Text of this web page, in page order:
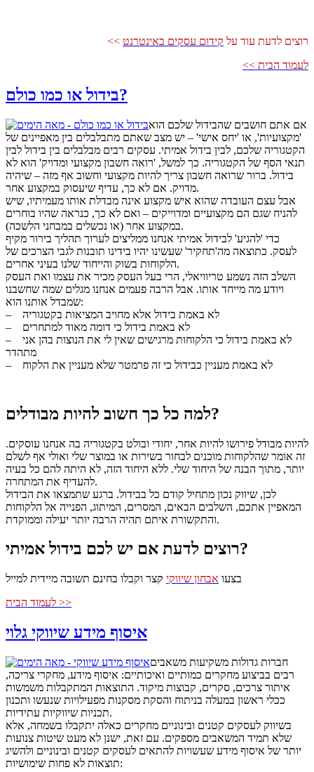
רוצים לדעת עוד על קידום עסקים באינטרנט >>
לעמוד הבית >>
בידול או כמו כולם?
אם אתם חושבים שהבידול שלכם הוא
'מקצועיות', או 'יחס אישי' – יש מצב שאתם מתבלבלים בין מאפיינים של
הקטגוריה שלכם, לבין בידול אמיתי. עסקים רבים מבלבלים בין בידול לבין
תנאי הסף של הקטגוריה. כך למשל, 'רואה חשבון מקצועי ומדויק' הוא לא
בידול. ברור שרואה חשבון צריך להיות מקצועי וחשוב אף מזה – שיהיה
מדויק. אם לא כך, עדיף שיעסוק במקצוע אחר.
אבל עצם העובדה שהוא איש מקצוע אינה מבדלת אותו מעמיתיו, שיש
להניח שגם הם מקצועיים ומדוייקים – ואם לא כך, כנראה שהיו בוחרים
במקצוע אחר (או נכשלים במבחני הלשכה).
כדי 'להגיע' לבידול אמיתי אנחנו ממליצים לערוך תהליך בירור מקיף
לעסק. כתוצאה מה'תחקיר' שעשינו יהיו בידינו תובנות לגבי הצרכים של
הלקוחות בשוק והייחוד שלנו בעיני אחרים.
השלב הזה נשמע טריוויאלי, הרי בעל העסק מכיר את עצמו ואת העסק
ויודע מה מייחד אותו. אבל הרבה פעמים אנחנו מגלים שמה שחשבנו
שמבדל אותנו הוא:
– לא באמת בידול אלא מחויב המציאות בקטגוריה
– לא באמת בידול כי דומה מאוד למתחרים
– לא באמת בידול כי הלקוחות מרגישים שאין לי את הנוצות בהן אני
מתהדר
– לא באמת מעניין כבידול כי זה פרמטר שלא מעניין את הלקוח
למה כל כך חשוב להיות מבודלים?
להיות מבודל פירושו להיות אחר, יחודי ובולט בקטגוריה בה אנחנו עוסקים.
זה אומר שהלקוחות מוכנים לבחור בשירות או במוצר שלי ואולי אף לשלם
יותר, מתוך הבנה של היחוד שלי. ללא היחוד הזה, לא היתה להם כל בעיה
להעדיף את המתחרה.
לכן, שיווק נכון מתחיל קודם כל בבידול. ברגע שתמצאו את הבידול
המאפיין אתכם, השלבים הבאים, המסרים, המיתוג, הפנייה אל הלקוחות
והתקשורת איתם תהיה הרבה יותר יעילה וממוקדת.
רוצים לדעת אם יש לכם בידול אמיתי?
בצעו אבחון שיווקי
לעמוד הבית >>
איסוף מידע שיווקי גלוי
חברות גדולות משקיעות משאבים
רבים בביצוע מחקרים כמותיים ואיכותיים: איסוף מידע, מחקרי צריכה,
איתור צרכים, סקרים, קבוצות מיקוד. התוצאות המתקבלות משמשות
ככלי ראשון במעלה בניתוח והסקת מסקנות מפעילויות שנעשו ותכנון
תכניות שיווקיות עתידיות.
בשיווק לעסקים קטנים ובינוניים מחקרים כאלה יתקבלו בשמחה, אלא
שלא תמיד המשאבים מספקים. עם זאת, ישנן לא מעט שיטות צנועות
יותר של איסוף מידע שעשויות להתאים לעסקים קטנים ובינוניים ולהשיג
תוצאות לא פחות שימושיות: